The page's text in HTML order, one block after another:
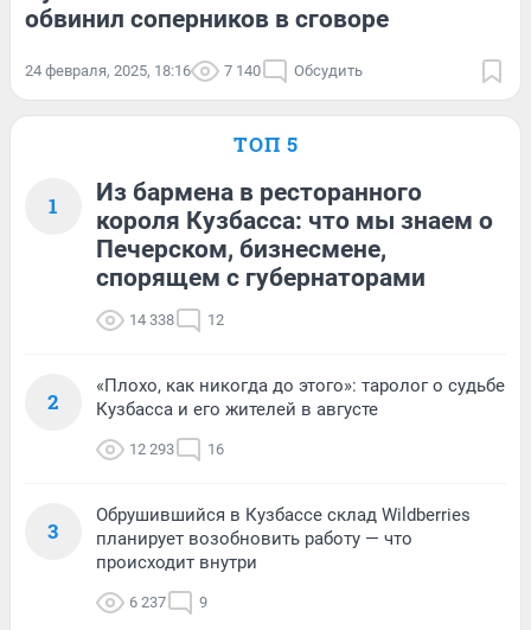
обвинил соперников в сговоре
24 февраля, 2025, 18:16 7 140 Обсудить
ТОП 5
1
Из бармена в ресторанного
короля Кузбасса: что мы знаем о
Печерском, бизнесмене,
спорящем с губернаторами
14 338 12
2
«Плохо, как никогда до этого»: таролог о судьбе
Кузбасса и его жителей в августе
12 293 16
3
Обрушившийся в Кузбассе склад Wildberries
планирует возобновить работу — что
происходит внутри
6 237 9